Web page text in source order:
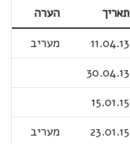
תאריך
הערה
11.04.13
מעריב
30.04.13
15.01.15
23.01.15 מעריב